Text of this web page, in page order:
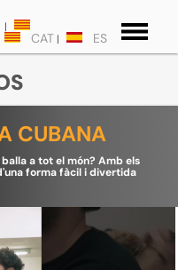
CAT ES
CUBANA
a tot el món? Amb els
forma fàcil i divertida